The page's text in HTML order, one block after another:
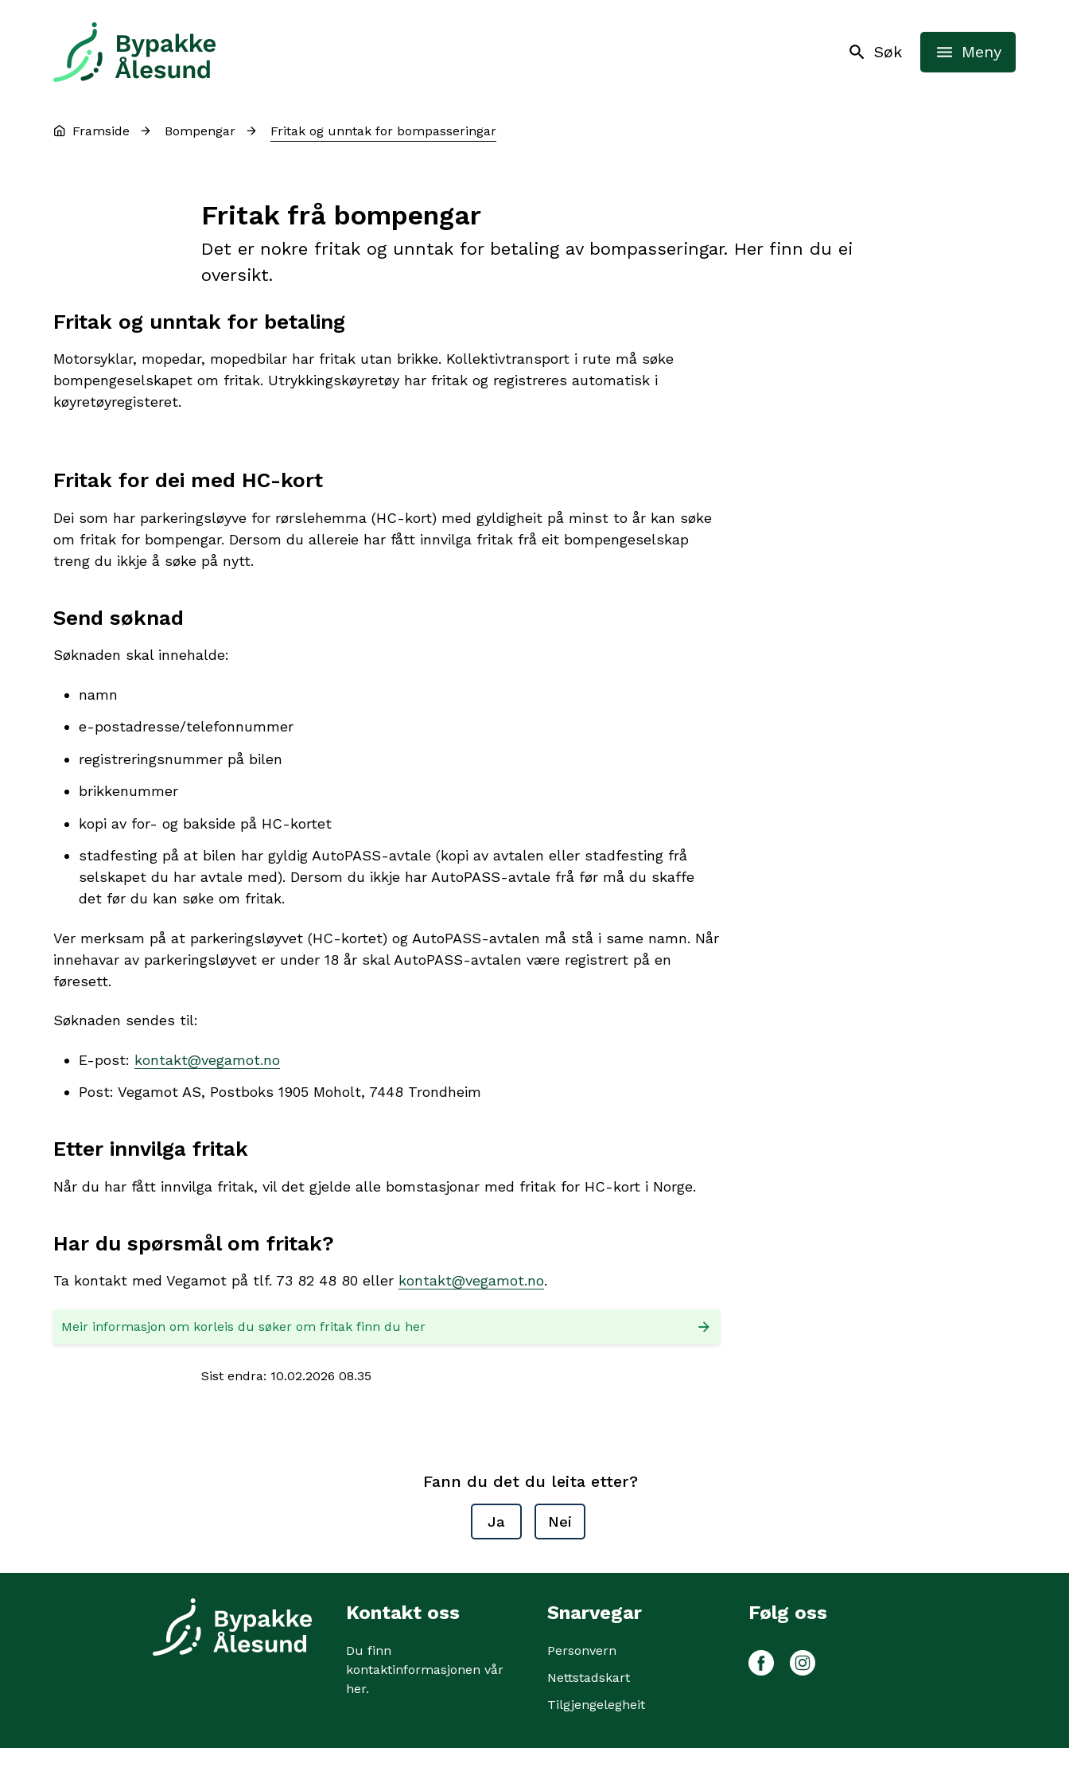
Bypakke Ålesund
Søk Meny
Du er her:
Framside Bompengar Fritak og unntak for bompasseringar
Fritak frå bompengar
Det er nokre fritak og unntak for betaling av bompasseringar. Her finn du ei
oversikt.
Fritak og unntak for betaling
Motorsyklar, mopedar, mopedbilar har fritak utan brikke. Kollektivtransport i rute må søke
bompengeselskapet om fritak. Utrykkingskøyretøy har fritak og registreres automatisk i
køyretøyregisteret.
Fritak for dei med HC-kort
Dei som har parkeringsløyve for rørslehemma (HC-kort) med gyldigheit på minst to år kan søke
om fritak for bompengar. Dersom du allereie har fått innvilga fritak frå eit bompengeselskap
treng du ikkje å søke på nytt.
Send søknad
Søknaden skal innehalde:
namn
e-postadresse/telefonnummer
registreringsnummer på bilen
brikkenummer
kopi av for- og bakside på HC-kortet
stadfesting på at bilen har gyldig AutoPASS-avtale (kopi av avtalen eller stadfesting frå
selskapet du har avtale med). Dersom du ikkje har AutoPASS-avtale frå før må du skaffe
det før du kan søke om fritak.
Ver merksam på at parkeringsløyvet (HC-kortet) og AutoPASS-avtalen må stå i same namn. Når
innehavar av parkeringsløyvet er under 18 år skal AutoPASS-avtalen være registrert på en
føresett.
Søknaden sendes til:
E-post: kontakt@vegamot.no
Post: Vegamot AS, Postboks 1905 Moholt, 7448 Trondheim
Etter innvilga fritak
Når du har fått innvilga fritak, vil det gjelde alle bomstasjonar med fritak for HC-kort i Norge.
Har du spørsmål om fritak?
Ta kontakt med Vegamot på tlf. 73 82 48 80 eller kontakt@vegamot.no.
Meir informasjon om korleis du søker om fritak finn du her
Sist endra 10.02.2026 08.35
Fann du det du leita etter?
Ja Nei
Kontakt oss
Du finn
kontaktinformasjonen vår
her.
Snarvegar
Personvern
Nettstadskart
Tilgjengelegheit
Følg oss
Facebook